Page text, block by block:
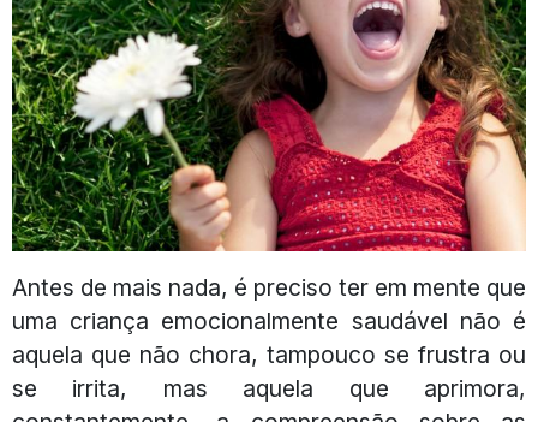
Antes de mais nada, é preciso ter em mente que
uma criança emocionalmente saudável não é
aquela que não chora, tampouco se frustra ou
se irrita, mas aquela que aprimora,